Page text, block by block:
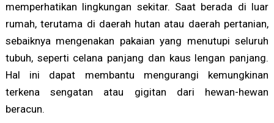
memperhatikan lingkungan sekitar. Saat berada di luar
rumah, terutama di daerah hutan atau daerah pertanian,
sebaiknya mengenakan pakaian yang menutupi seluruh
tubuh, seperti celana panjang dan kaus lengan panjang.
Hal ini dapat membantu mengurangi kemungkinan
terkena sengatan atau gigitan dari hewan-hewan
beracun.